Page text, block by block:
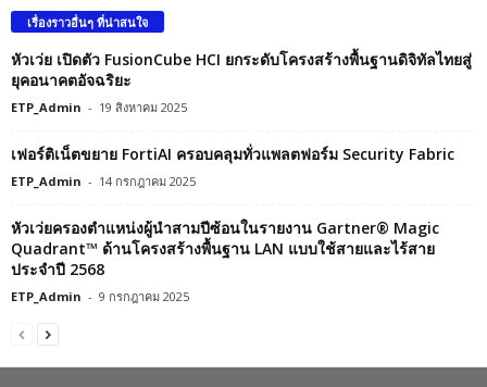
เรื่องราวอื่นๆ ที่น่าสนใจ
หัวเว่ย เปิดตัว FusionCube HCI ยกระดับโครงสร้างพื้นฐานดิจิทัลไทยสู่
ยุคอนาคตอัจฉริยะ
ETP_Admin - 19 สิงหาคม 2025
เฟอร์ติเน็ตขยาย FortiAI ครอบคลุมทั่วแพลตฟอร์ม Security Fabric
ETP_Admin - 14 กรกฎาคม 2025
หัวเว่ยครองตำแหน่งผู้นำสามปีซ้อนในรายงาน Gartner® Magic
Quadrant™ ด้านโครงสร้างพื้นฐาน LAN แบบใช้สายและไร้สาย
ประจำปี 2568
ETP_Admin - 9 กรกฎาคม 2025